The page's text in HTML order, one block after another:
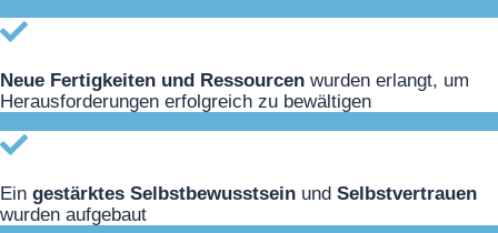
Neue Fertigkeiten und Ressourcen wurden erlangt, um
Herausforderungen erfolgreich zu bewältigen
Ein gestärktes Selbstbewusstsein und Selbstvertrauen
wurden aufgebaut